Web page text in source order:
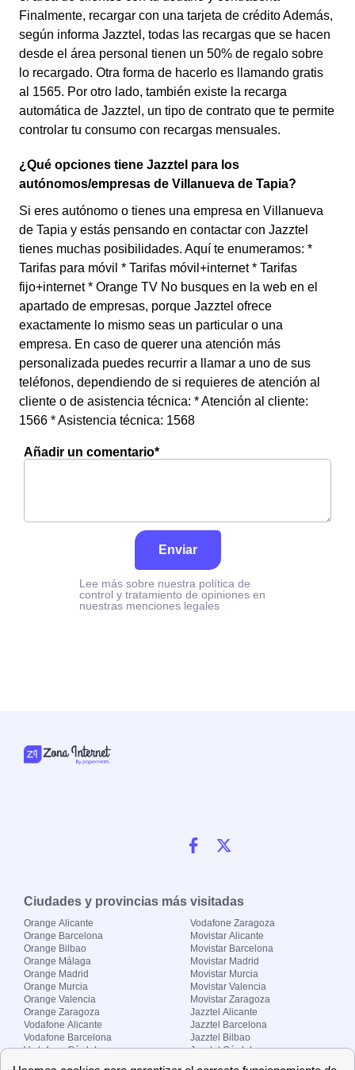
Finalmente, recargar con una tarjeta de crédito Además,
según informa Jazztel, todas las recargas que se hacen
desde el área personal tienen un 50% de regalo sobre
lo recargado. Otra forma de hacerlo es llamando gratis
al 1565. Por otro lado, también existe la recarga
automática de Jazztel, un tipo de contrato que te permite
controlar tu consumo con recargas mensuales.
¿Qué opciones tiene Jazztel para los
autónomos/empresas de Villanueva de Tapia?
Si eres autónomo o tienes una empresa en Villanueva
de Tapia y estás pensando en contactar con Jazztel
tienes muchas posibilidades. Aquí te enumeramos: *
Tarifas para móvil * Tarifas móvil+internet * Tarifas
fijo+internet * Orange TV No busques en la web en el
apartado de empresas, porque Jazztel ofrece
exactamente lo mismo seas un particular o una
empresa. En caso de querer una atención más
personalizada puedes recurrir a llamar a uno de sus
teléfonos, dependiendo de si requieres de atención al
cliente o de asistencia técnica: * Atención al cliente:
1566 * Asistencia técnica: 1568
Añadir un comentario*
Enviar
Lee más sobre nuestra política de
control y tratamiento de opiniones en
nuestras menciones legales
Ciudades y provincias más visitadas
Orange Alicante
Orange Barcelona
Orange Bilbao
Orange Málaga
Orange Madrid
Orange Murcia
Orange Valencia
Orange Zaragoza
Vodafone Alicante
Vodafone Barcelona
Vodafone Córdoba
Vodafone Zaragoza
Movistar Alicante
Movistar Barcelona
Movistar Madrid
Movistar Murcia
Movistar Valencia
Movistar Zaragoza
Jazztel Alicante
Jazztel Barcelona
Jazztel Bilbao
Jazztel Córdoba